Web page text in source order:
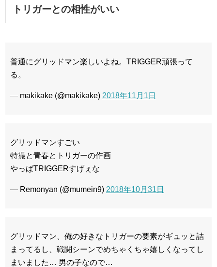
トリガーとの相性がいい
普通にグリッドマン楽しいよね。TRIGGER頑張って
る。
— makikake (@makikake) 2018年11月1日
グリッドマンすごい
特撮と青春とトリガーの作画
やっぱTRIGGERすげぇな
— Remonyan (@mumein9) 2018年10月31日
グリッドマン、俺の好きなトリガーの要素がギュッと詰
まってるし、戦闘シーンでめちゃくちゃ嬉しくなってし
まいました… 男の子なので…